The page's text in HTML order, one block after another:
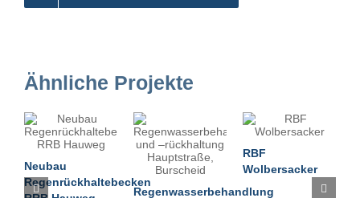
Ähnliche Projekte
Neubau
Regenrückhaltebecken
Regenwasserbehandlung
RBF
Wolbersacker